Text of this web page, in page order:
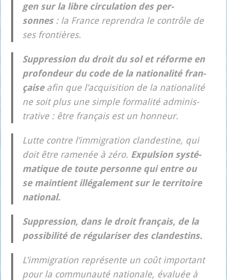
gen sur la libre cir­cu­la­tion des per­
sonnes: la France repren­dra le contrôle de
ses fron­tières.
Sup­pres­sion du droit du sol et réforme en
pro­fon­deur du code de la natio­na­li­té fran­
çaiseafin que l’acquisition de la natio­na­li­té
ne soit plus une simple for­ma­li­té admi­nis­
tra­tive : être fran­çais est un hon­neur.
Lutte contre l’immigration clan­des­tine, qui
doit être rame­née à zéro. Expul­sion sys­té­
ma­tique de toute per­sonne qui entre ou
se main­tient illé­ga­le­ment sur le ter­ri­toire
natio­nal.
Sup­pres­sion, dans le droit fran­çais, de la
pos­si­bi­li­té de régu­la­ri­ser des clan­des­tins.
L’immigration repré­sente un coût impor­tant
pour la com­mu­nau­té natio­nale, éva­luée à